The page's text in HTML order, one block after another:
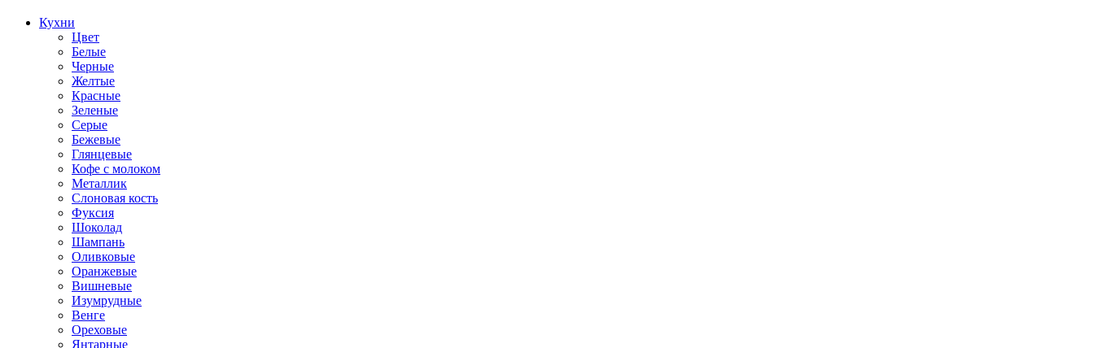
Кухни
Цвет
Белые
Черные
Желтые
Красные
Зеленые
Серые
Бежевые
Глянцевые
Кофе с молоком
Металлик
Слоновая кость
Фуксия
Шоколад
Шампань
Оливковые
Оранжевые
Вишневые
Изумрудные
Венге
Ореховые
Янтарные